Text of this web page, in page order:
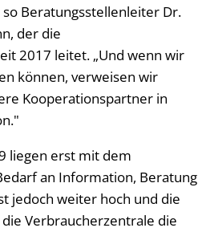
Beratungsstellenleiter Dr.
der die
2017 leitet. „Und wenn wir
können, verweisen wir
Kooperationspartner in
liegen erst mit dem
an Information, Beratung
jedoch weiter hoch und die
Verbraucherzentrale die